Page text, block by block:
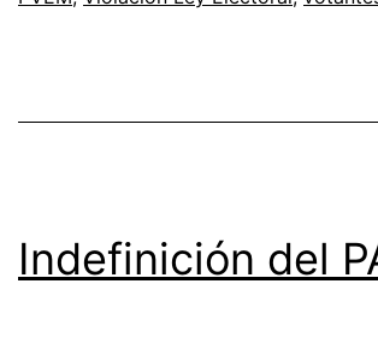
Indefinición del